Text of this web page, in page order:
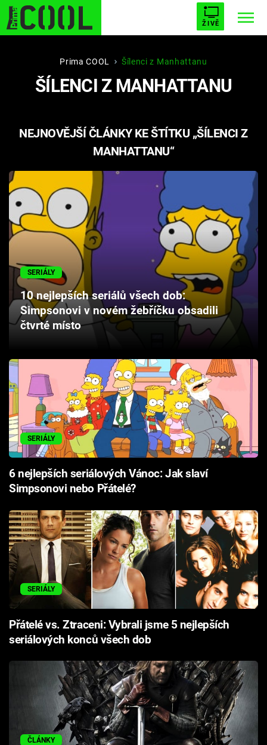
ŽIVĚ
STARHOUSE BUFFY, PŘEMOŽITELKA UPÍRŮ
ESCAPE PLNEJ KOTEL AVENGERS 5
Filmy
Seriály
Cool Esport
Pořady
Sledujte prima+
Přihlášení
Sledujte nás
Prima COOL Šílenci z Manhattanu
ŠÍLENCI Z MANHATTANU
NEJNOVĚJŠÍ ČLÁNKY KE ŠTÍTKU „ŠÍLENCI Z
MANHATTANU“
SERIÁLY
10 nejlepších seriálů všech dob:
Simpsonovi v novém žebříčku obsadili
čtvrté místo
SERIÁLY
6 nejlepších seriálových Vánoc: Jak slaví
Simpsonovi nebo Přátelé?
SERIÁLY
Přátelé vs. Ztraceni: Vybrali jsme 5 nejlepších
seriálových konců všech dob
ČLÁNKY